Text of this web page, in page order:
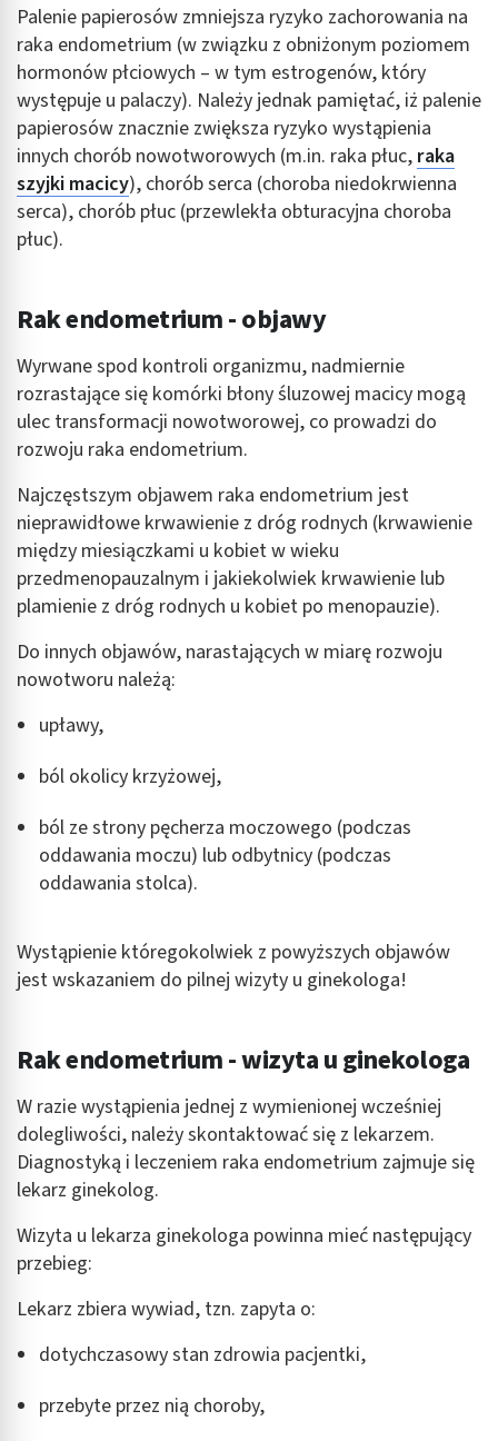
Palenie papierosów zmniejsza ryzyko zachorowania na
raka endometrium (w związku z obniżonym poziomem
hormonów płciowych – w tym estrogenów, który
występuje u palaczy). Należy jednak pamiętać, iż palenie
papierosów znacznie zwiększa ryzyko wystąpienia
innych chorób nowotworowych (m.in. raka płuc, raka
szyjki macicy), chorób serca (choroba niedokrwienna
serca), chorób płuc (przewlekła obturacyjna choroba
płuc).
Rak endometrium - objawy
Wyrwane spod kontroli organizmu, nadmiernie
rozrastające się komórki błony śluzowej macicy mogą
ulec transformacji nowotworowej, co prowadzi do
rozwoju raka endometrium.
Najczęstszym objawem raka endometrium jest
nieprawidłowe krwawienie z dróg rodnych (krwawienie
między miesiączkami u kobiet w wieku
przedmenopauzalnym i jakiekolwiek krwawienie lub
plamienie z dróg rodnych u kobiet po menopauzie).
Do innych objawów, narastających w miarę rozwoju
nowotworu należą:
upławy,
ból okolicy krzyżowej,
ból ze strony pęcherza moczowego (podczas
oddawania moczu) lub odbytnicy (podczas
oddawania stolca).
Wystąpienie któregokolwiek z powyższych objawów
jest wskazaniem do pilnej wizyty u ginekologa!
Rak endometrium - wizyta u ginekologa
W razie wystąpienia jednej z wymienionej wcześniej
dolegliwości, należy skontaktować się z lekarzem.
Diagnostyką i leczeniem raka endometrium zajmuje się
lekarz ginekolog.
Wizyta u lekarza ginekologa powinna mieć następujący
przebieg:
Lekarz zbiera wywiad, tzn. zapyta o:
dotychczasowy stan zdrowia pacjentki,
przebyte przez nią choroby,
Identyfikowanie urządzeń na podstawie
aktywnie żądanych informacji
Cele przetwarzania inne niż IAB:
Niezbędne
Wydajność (Performance)
Reklama / śledzenie